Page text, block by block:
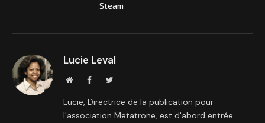
Steam
Lucie Leval
Site
FacebookTwitter
Lucie, Directrice de la publication pour
l'association Metatrone, est d'abord entrée